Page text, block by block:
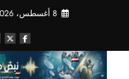
8 أغسطس، 2026